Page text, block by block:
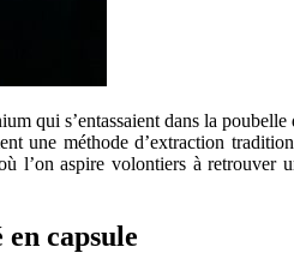
qui s’entassaient dans la
méthode d’extraction
l’on aspire volontiers à
capsule